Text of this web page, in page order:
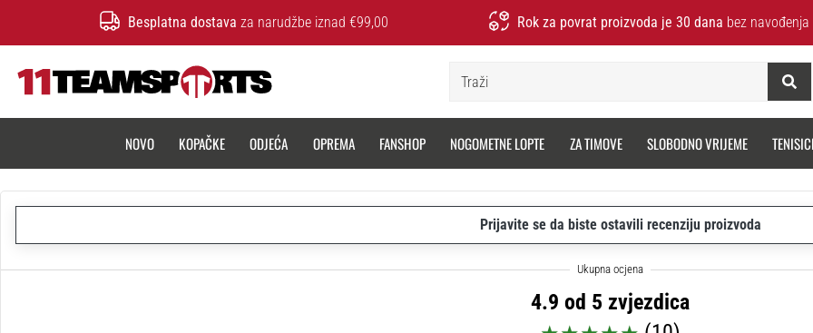
Besplatna dostava za narudžbe iznad €99,00 Rok za povrat proizvoda je 30 dana bez
NOVO KOPAČKE ODJEĆA OPREMA FANSHOP NOGOMETNE LOPTE ZA TIMOVE SLOBODNO VRIJEME
Prijavite se da biste ostavili recenziju proizvoda
4.9 od 5 zvjezdica